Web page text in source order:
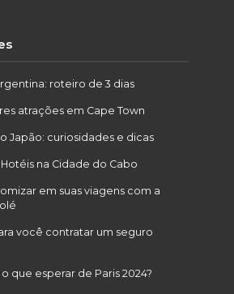
roteiro de 3 dias
atrações em Cape Town
Japão: curiosidades e dicas
na Cidade do Cabo
em suas viagens com a
você contratar um seguro
que esperar de Paris 2024?